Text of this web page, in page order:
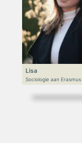
Lisa
Sociologie aan Erasmus